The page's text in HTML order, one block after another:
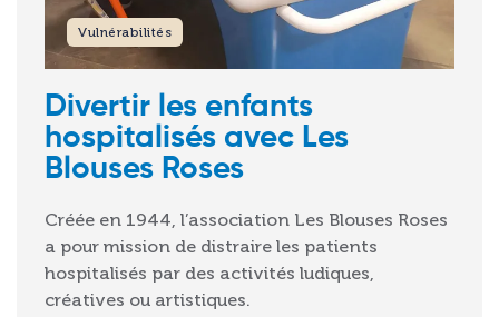
Vulnérabilités
Divertir les enfants
hospitalisés avec Les
Blouses Roses
Créée en 1944, l’association Les Blouses Roses
a pour mission de distraire les patients
hospitalisés par des activités ludiques,
créatives ou artistiques.